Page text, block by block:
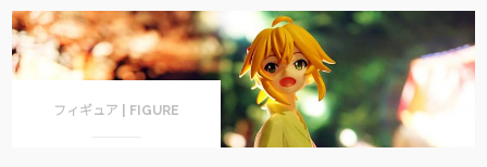
フィギュア | FIGURE